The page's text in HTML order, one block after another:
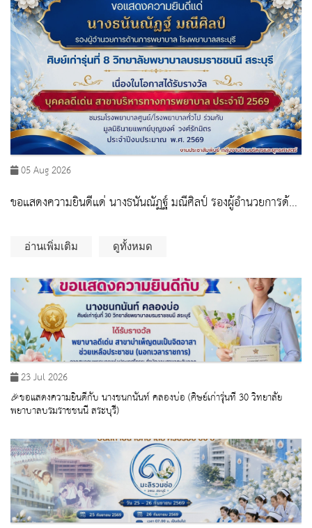
05 Aug 2026
ขอแสดงความยินดีแด่ นางธนันณัฏฐ์ มณีศิลป์ รองผู้อำนวยการด้าน
อ่านเพิ่มเติม ดูทั้งหมด
23 Jul 2026
🎉ขอแสดงความยินดีกับ นางชนกนันท์ คลองบ่อ (ศิษย์เก่ารุ่นที่ 30 วิทยาลัย
พยาบาลบรมราชชนนี สระบุรี)